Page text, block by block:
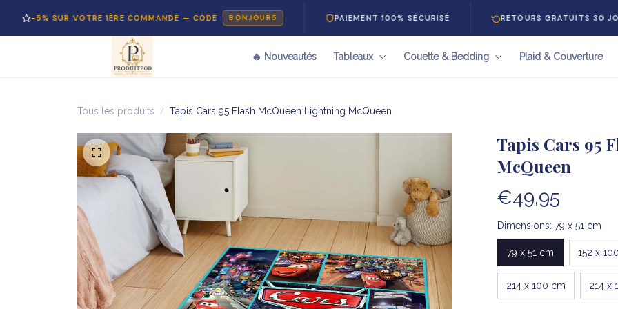
VOTRE 1ÈRE COMMANDE — CODE BONJOUR5 PAIEMENT 100% SÉCURISÉ RETOURS GRATUITS 30 JOURS
🔥 Nouveautés Tableaux Couette & Bedding Plaid & Couverture
Tous les produits Tapis Cars 95 Flash McQueen Lightning McQueen
Tapis Cars 95
McQueen
€49,95
Dimensions: 79 x 51 cm
79 x 51 cm 152 x
214 x 100 cm 214 x